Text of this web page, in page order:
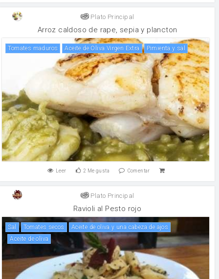
Plato Principal
Arroz caldoso de rape, sepia y plancton
Tomates maduros Aceite de Oliva Virgen Extra Pimienta y sal
Leer 2 Me gusta Comentar
Plato Principal
Ravioli al Pesto rojo
sal tomates secos
Aceite de oliva y una cabeza de ajos
aceite de oliva